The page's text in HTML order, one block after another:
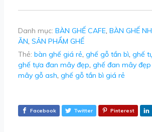
Danh mục: BÀN GHẾ CAFE, BÀN GHẾ
ĂN, SẢN PHẨM GHẾ
Thẻ: bàn ghế giá rẻ, ghế gỗ tần bì, ghế
ghế tựa đan mây đẹp, ghế đan mây
mây gỗ ash, ghế gỗ tần bì giá rẻ
Facebook Twitter Pinterest